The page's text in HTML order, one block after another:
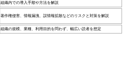
組織内での導入手順や方法を解説
著作権侵害、情報漏洩、誤情報拡散などのリスクと対策を解説
組織の規模、業種、利用目的を問わず、幅広い読者を想定